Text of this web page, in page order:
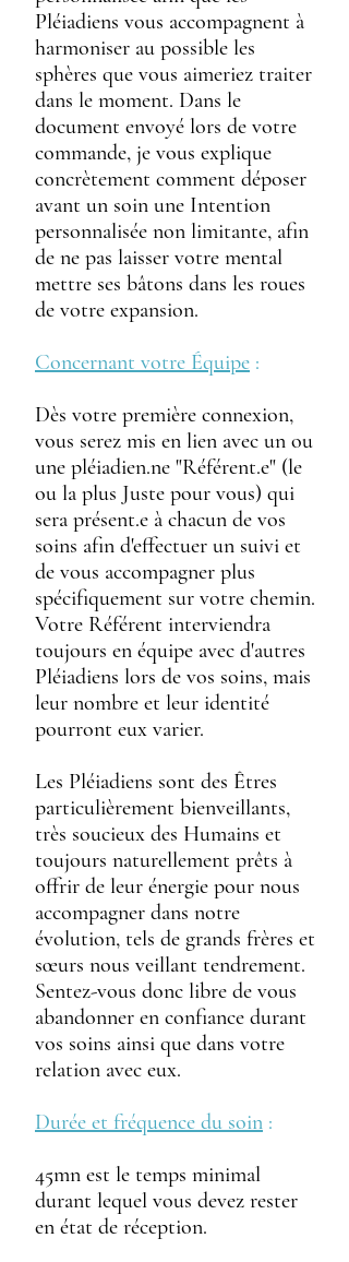
Pléiadiens vous accompagnent à
harmoniser au possible les
sphères que vous aimeriez traiter
dans le moment. Dans le
document envoyé lors de votre
commande, je vous explique
concrètement comment déposer
avant un soin une Intention
personnalisée non limitante, afin
de ne pas laisser votre mental
mettre ses bâtons dans les roues
de votre expansion.
Concernant votre Équipe :
Dès votre première connexion,
vous serez mis en lien avec un ou
une pléiadien.ne "Référent.e" (le
ou la plus Juste pour vous) qui
sera présent.e à chacun de vos
soins afin d'effectuer un suivi et
de vous accompagner plus
spécifiquement sur votre chemin.
Votre Référent interviendra
toujours en équipe avec d'autres
Pléiadiens lors de vos soins, mais
leur nombre et leur identité
pourront eux varier.
Les Pléiadiens sont des Êtres
particulièrement bienveillants,
très soucieux des Humains et
toujours naturellement prêts à
offrir de leur énergie pour nous
accompagner dans notre
évolution, tels de grands frères et
sœurs nous veillant tendrement.
Sentez-vous donc libre de vous
abandonner en confiance durant
vos soins ainsi que dans votre
relation avec eux.
Durée et fréquence du soin :
45mn est le temps minimal
durant lequel vous devez rester
en état de réception.